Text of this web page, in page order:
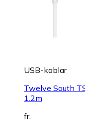
USB-kablar
Twelve South
1.2m
fr.